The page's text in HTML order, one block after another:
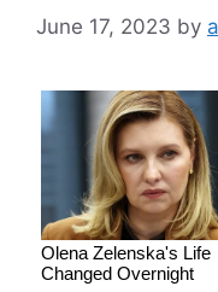
June 17, 2023 by